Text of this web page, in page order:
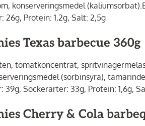
konserveringsmedel
26g, Protein: 1,2g, Salt: 2,5g
Texas barbecue 360g
tomatkoncentrat,
(sorbinsyra),
39g, Sockerarter: 33g, Protein: 1,6g,
Cherry & Cola